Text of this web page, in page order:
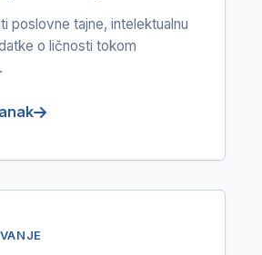
poslovne tajne, intelektualnu
o ličnosti tokom